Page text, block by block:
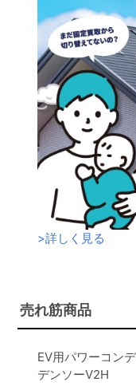
>詳しく見る
売れ筋商品
EV用パワーコン
デンソーV2H